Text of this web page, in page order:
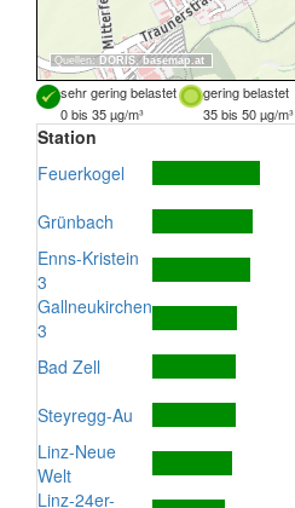
Quellen: DORIS, basemap.at
sehr gering belastet gering belastet
0 bis 35 µg/m³
35 bis 50 µg/m³
Station
Feuerkogel
Grünbach
Enns-Kristein
3
Gallneukirchen
3
Bad Zell
Steyregg-Au
Linz-Neue
Welt
Linz-24er-